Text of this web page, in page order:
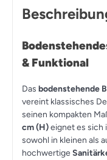
& Funktional
Das bodenstehende
vereint klassisches
seinen kompakten
cm (H)eignet es sich
sowohl in kleinen als
hochwertige